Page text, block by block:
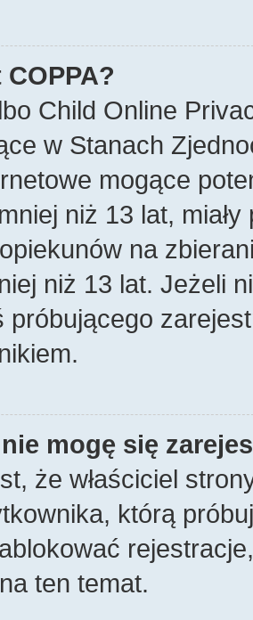
Child Online
w Stanach
mogące
niż 13 lat,
na
niż 13 lat. Jeżeli
próbującego
mogę się
że właściciel
którą
ten temat.